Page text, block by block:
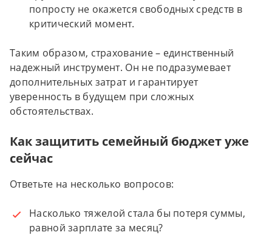
попросту не окажется свободных средств в
критический момент.
Таким образом, страхование – единственный
надежный инструмент. Он не подразумевает
дополнительных затрат и гарантирует
уверенность в будущем при сложных
обстоятельствах.
Как защитить семейный бюджет уже
сейчас
Ответьте на несколько вопросов:
Насколько тяжелой стала бы потеря суммы,
равной зарплате за месяц?